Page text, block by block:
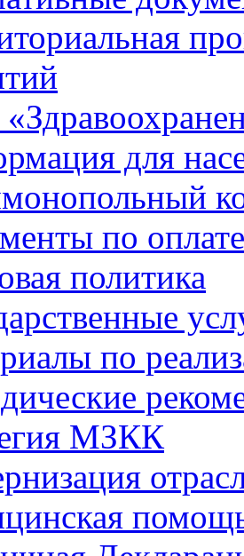
для
по
политика
по
МЗКК